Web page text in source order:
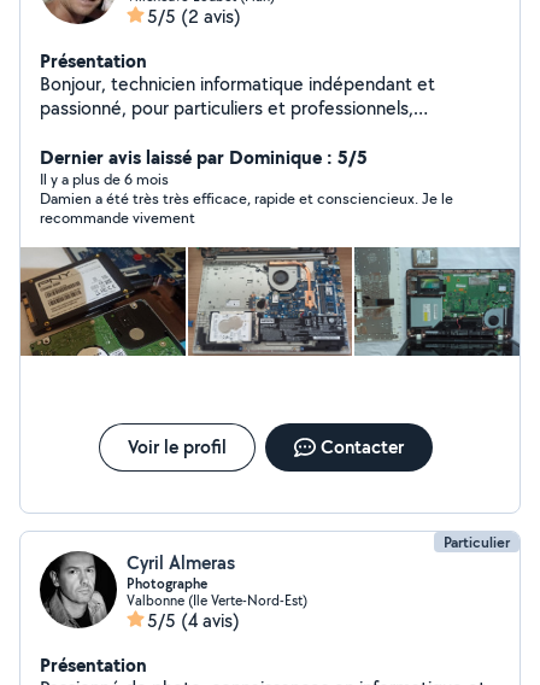
5/5 (2 avis)
Présentation
Bonjour, technicien informatique indépendant et
passionné, pour particuliers et professionnels,
répare ou/et mets à jour votre ordinateur à domicile ou
à l'atelier et peut procéder à l'installation de vos
périphériques, BOX internet, TV, etc... Possibilité cours
et initiation sur R.D.V.
Dernier avis laissé par Dominique : 5/5
Il y a plus de 6 mois
Damien a été très très efficace, rapide et consciencieux. Je le
recommande vivement
Voir le profil Contacter
Particulier
Cyril Almeras
Photographe
Valbonne (Ile Verte-Nord-Est)
5/5 (4 avis)
Présentation